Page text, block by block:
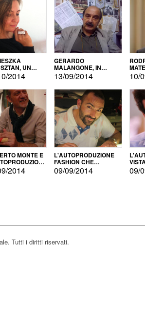
UN
DI
2014
GERARDO
MALANGONE, IN
GIURIA PER IL
CONCORSO
LETTERARIO
13/09/2014 10/
MONTE E
CENSIMENTO
2014
L'AUTOPRODUZIONE
FASHION CHE
CONQUISTA GLI USA
09/09/2014 09/
Tutti i diritti riservati.